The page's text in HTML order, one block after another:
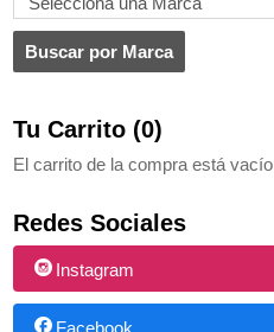
Tu Carrito (0)
El carrito de la compra está vacío
Redes Sociales
Instagram
Facebook